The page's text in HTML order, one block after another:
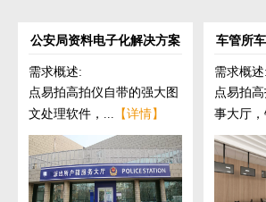
公安局资料电子化解决方案
需求概述:
点易拍高拍仪自带的强大图
文处理软件，... 【详情】
车管所
需求概述:
点易拍
事大厅